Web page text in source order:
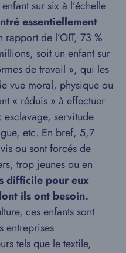
sur six à l’échelle
essentiellement
rapport de l’OIT, 73 %
soit un enfant sur
de travail », qui les
vue moral, physique ou
« réduis » à effectuer
esclavage, servitude
etc. En bref, 5,7
ou sont forcés de
trop jeunes ou en
difficile pour eux
ils ont besoin.
ces enfants sont
entreprises
tels que le textile,